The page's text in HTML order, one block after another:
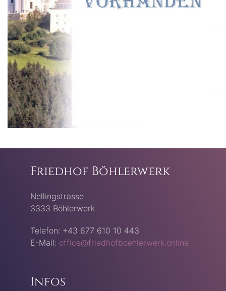
Friedhof Böhlerwerk
Nellingstrasse
3333 Böhlerwerk
Telefon: +43 677 610 10 443
E-Mail: office@friedhofboehlerwerk.online
Infos